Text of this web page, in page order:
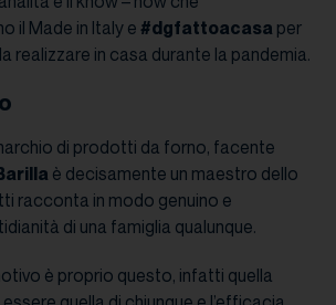
il Made in Italy e #dgfattoacasa per
realizzare in casa durante la pandemia.
di prodotti da forno, facente
è decisamente un maestro dello
racconta in modo genuino e
di una famiglia qualunque.
è proprio questo, infatti quella